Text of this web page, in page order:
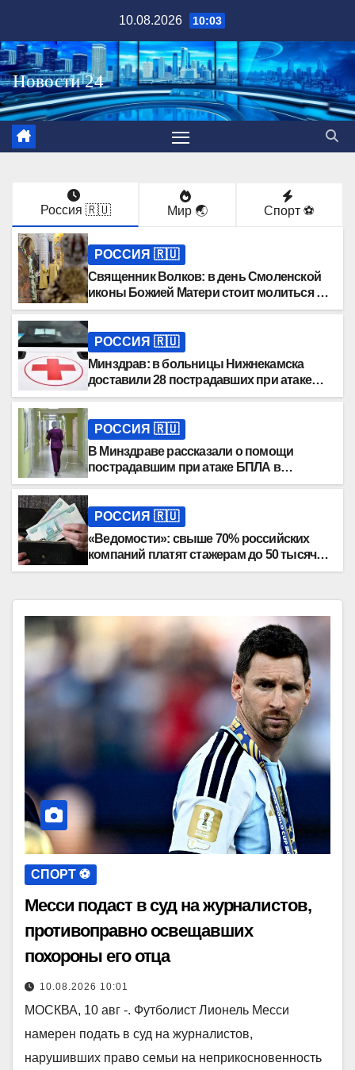
содержимому
10.08.2026 10:03
Россия 🇷🇺 Мир 🌏 Спорт ⚽️
РОССИЯ 🇷🇺
Священник Волков: в день Смоленской
иконы Божией Матери стоит молиться о
воинах
РОССИЯ 🇷🇺
Минздрав: в больницы Нижнекамска
доставили 28 пострадавших при атаке
ВСУ
РОССИЯ 🇷🇺
В Минздраве рассказали о помощи
пострадавшим при атаке БПЛА в
Нижнекамске
РОССИЯ 🇷🇺
«Ведомости»: свыше 70% российских
компаний платят стажерам до 50 тысяч
рублей
СПОРТ ⚽️
Месси подаст в суд на журналистов,
противоправно освещавших
похороны его отца
10.08.2026 10:01
МОСКВА, 10 авг -. Футболист Лионель Месси
намерен подать в суд на журналистов,
нарушивших право семьи на неприкосновенность